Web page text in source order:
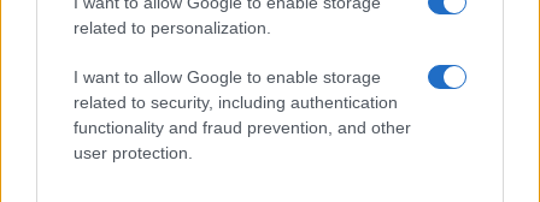
related to personalization.
I want to allow Google to enable storage
related to security, including authentication
functionality and fraud prevention, and other
user protection.